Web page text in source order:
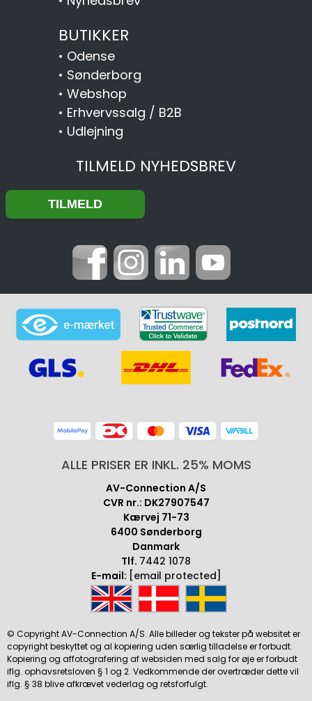
BUTIKKER
• Odense
• Sønderborg
• Webshop
• Erhvervssalg / B2B
• Udlejning
TILMELD NYHEDSBREV
ALLE PRISER ER INKL. 25% MOMS
AV-Connection A/S
CVR nr.: DK27907547
Kærvej 71-73
6400 Sønderborg
Danmark
Tlf. 7442 1078
E-mail: [email protected]
© Copyright AV-Connection A/S. Alle billeder og tekster på websitet er
copyright beskyttet og al kopiering uden særlig tilladelse er forbudt.
Kopiering og affotografering af websiden med salg for øje er forbudt
iflg. ophavsretsloven § 1 og 2. Vedkommende der overtræder dette vil
iflg. § 38 blive afkrævet vederlag og retsforfulgt.